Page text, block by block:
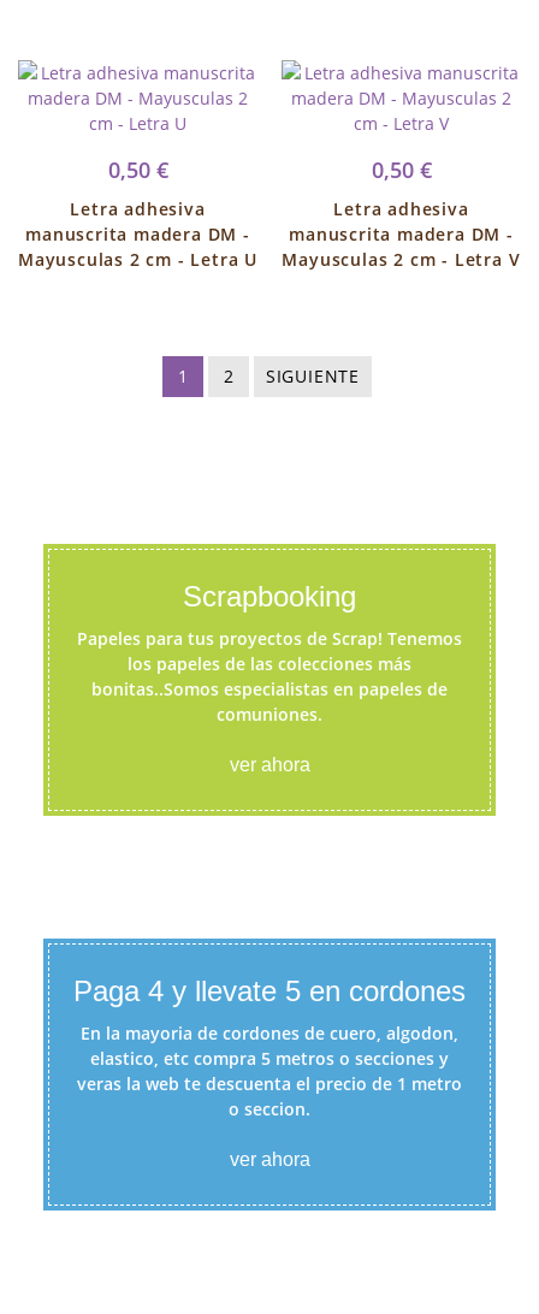
0,50 €
Letra adhesiva
manuscrita madera DM -
Mayusculas 2 cm - Letra U
0,50 €
Letra adhesiva
manuscrita madera DM -
Mayusculas 2 cm - Letra V
1 2 SIGUIENTE
Scrapbooking
Papeles para tus proyectos de Scrap! Tenemos
los papeles de las colecciones más
bonitas..Somos especialistas en papeles de
comuniones.
ver ahora
Paga 4 y llevate 5 en cordones
En la mayoria de cordones de cuero, algodon,
elastico, etc compra 5 metros o secciones y
veras la web te descuenta el precio de 1 metro
o seccion.
ver ahora